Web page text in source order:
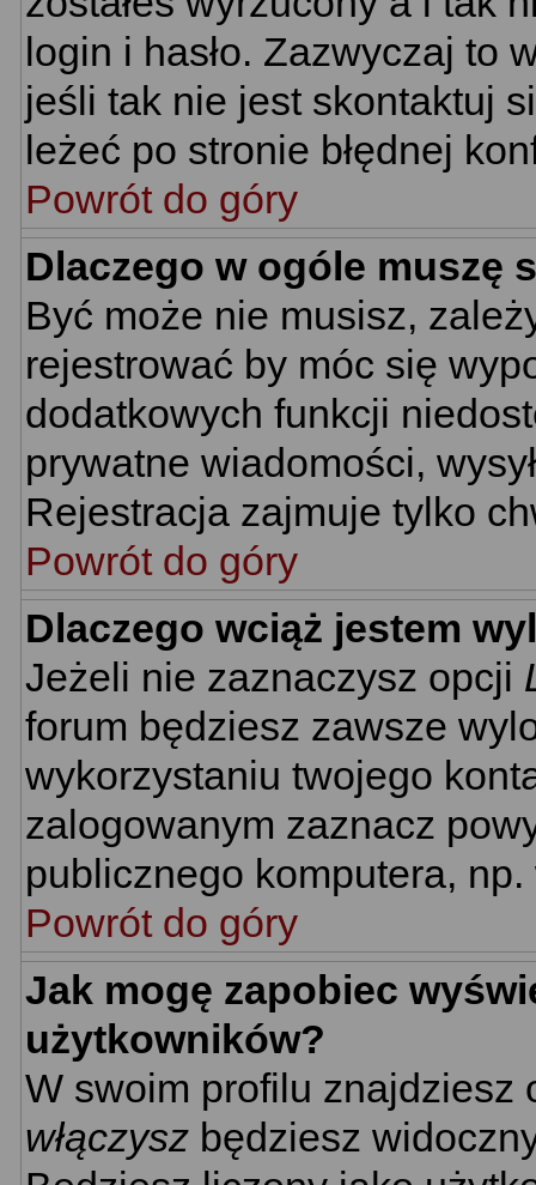
login i hasło. Zazwyczaj to
jeśli tak nie jest skontaktuj
leżeć po stronie błędnej
Powrót do góry
Dlaczego w ogóle muszę
Być może nie musisz,
rejestrować by móc się
dodatkowych funkcji
prywatne wiadomości,
Rejestracja zajmuje tylko
Powrót do góry
Dlaczego wciąż jestem
Jeżeli nie zaznaczysz opcji
forum będziesz zawsze
wykorzystaniu twojego
zalogowanym zaznacz
publicznego komputera,
Powrót do góry
Jak mogę zapobiec
użytkowników?
W swoim profilu znajdziesz
włączysz będziesz